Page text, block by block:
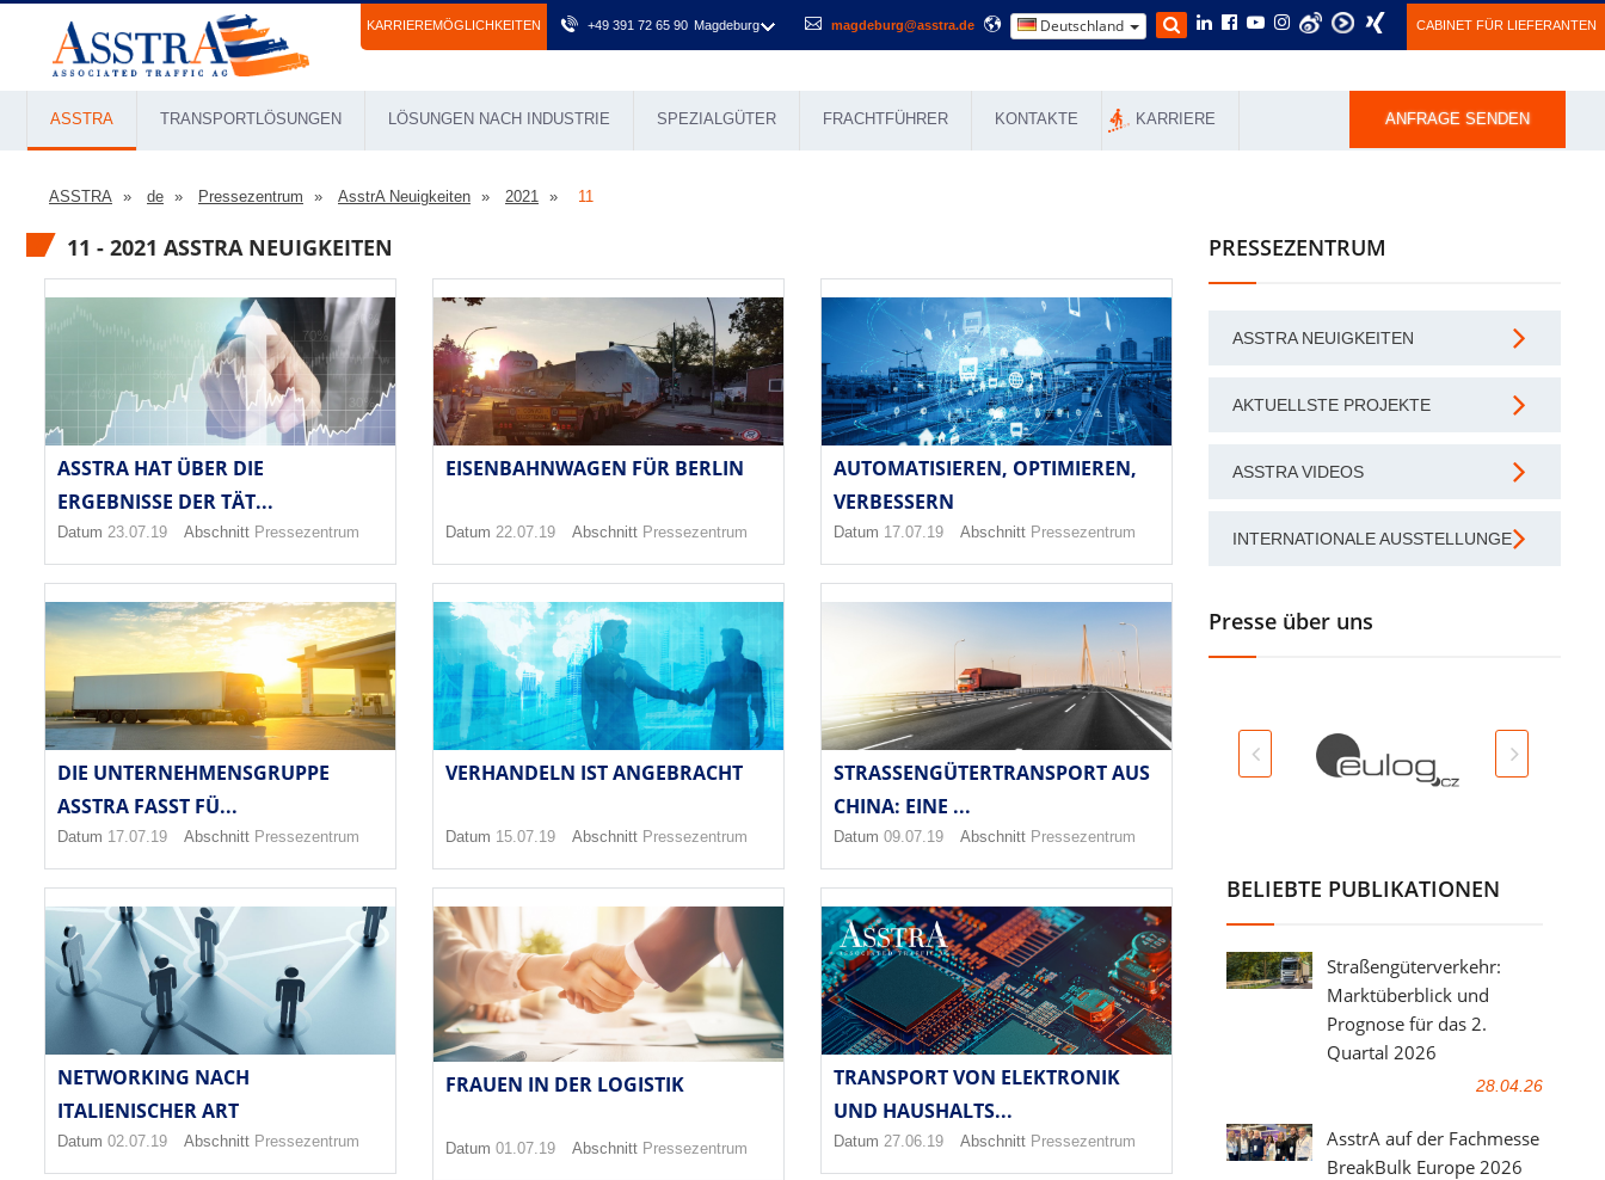
KARRIEREMÖGLICHKEITEN +49 391 72 65 90 Magdeburg magdeburg@asstra.de Deutschland CABINET FÜR LIEFERANTEN
ASSTRA TRANSPORTLÖSUNGEN LÖSUNGEN NACH INDUSTRIE SPEZIALGÜTER FRACHTFÜHRER KONTAKTE KARRIERE ANFRAGE SENDEN
ASSTRA de Pressezentrum AsstrA Neuigkeiten 2021 11
11 - 2021 ASSTRA NEUIGKEITEN
ASSTRA HAT ÜBER DIE
ERGEBNISSE DER TÄT...
Datum 23.07.19 Abschnitt Pressezentrum
EISENBAHNWAGEN FÜR BERLIN
Datum 22.07.19Abschnitt Pressezentrum
AUTOMATISIEREN, OPTIMIEREN,
VERBESSERN
Datum 17.07.19Abschnitt Pressezentrum
DIE UNTERNEHMENSGRUPPE
ASSTRA FASST FÜ...
Datum 17.07.19 Abschnitt Pressezentrum
VERHANDELN IST ANGEBRACHT
Datum 15.07.19Abschnitt Pressezentrum
STRASSENGÜTERTRANSPORT AUS C
HINA: EINE ...
Datum 09.07.19Abschnitt Pressezentrum
NETWORKING NACH
ITALIENISCHER ART
Datum 02.07.19 Abschnitt Pressezentrum
FRAUEN IN DER LOGISTIK
Datum 01.07.19Abschnitt Pressezentrum
TRANSPORT VON ELEKTRONIK
UND HAUSHALTS...
Datum 27.06.19Abschnitt Pressezentrum
PRESSEZENTRUM
ASSTRA NEUIGKEITEN
AKTUELLSTE PROJEKTE
ASSTRA VIDEOS
INTERNATIONALE AUSSTELLUNGEN
Presse über uns
BELIEBTE PUBLIKATIONEN
Straßengüterverkehr:
Marktüberblick und
Prognose für das 2.
Quartal 2026
28.04.26
AsstrA auf der Fachmesse
BreakBulk Europe 2026